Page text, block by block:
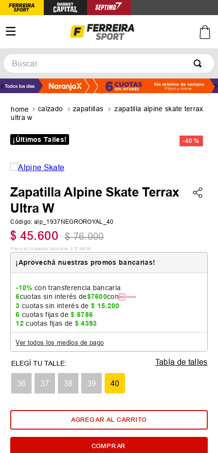
Buscar
TÉRMINOS MÁS BUSCADOS
2.
zapatillas
5. zapatillas adidas
calzado zapatillas
zapatilla alpine skate terrax
ultra w
¡Últimos Talles! -40 %
Zapatilla Alpine Skate Terrax
Ultra W
Código: alp_1937NEGROROYAL_40
$ 45.600 $ 76.000
Precio sin impuestos nacionales: $ 37.685 ,95
¡Aprovechá nuestras promos bancarias!
-10% con transferencia bancaria
6cuotas sin interés de$7600con
3 cuotas sin interés de$ 15.200
6 cuotas fijas de$ 8786
12 cuotas fijas de $ 4393
Ver todos los medios de pago
36 37 38 39 40
Tabla de talles
AGREGAR AL CARRITO
COMPRAR